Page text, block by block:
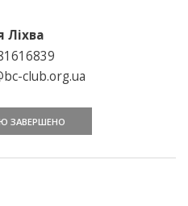
Ліхва
club.org.ua
ЗАВЕРШЕНО